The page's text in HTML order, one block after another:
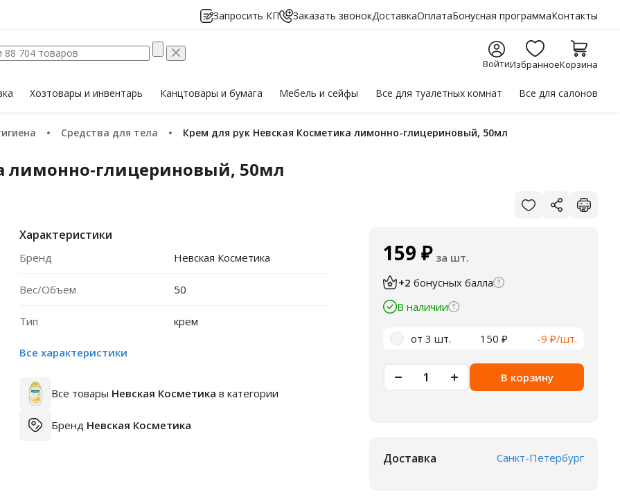
Запросить КП Заказать звонокДоставкаОплатаБонусная программаКонтакты
ВойтиИзбранноеКорзина
Хозтоварыи инвентарь Канцтовары и бумага Мебельи сейфы Все для туалетных комнат Все для салонов
Средства для тела Крем для рук Невская Косметика лимонно-глицериновый, 50мл
лимонно-глицериновый, 50мл
Характеристики
Бренд Невская Косметика
Вес/Объем 50
Тип крем
Все характеристики
Все товары Невская Косметика в категории
Бренд Невская Косметика
159 ₽ за шт.
+2 бонусных балла
В наличии
от 3 шт. 150 ₽ -9 ₽/шт.
В корзину
Доставка Санкт-Петербург